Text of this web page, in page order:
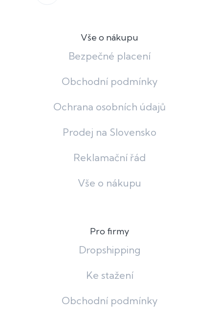
Vše o nákupu
Bezpečné placení
Obchodní podmínky
Ochrana osobních údajů
Prodej na Slovensko
Reklamační řád
Vše o nákupu
Pro firmy
Dropshipping
Ke stažení
Obchodní podmínky